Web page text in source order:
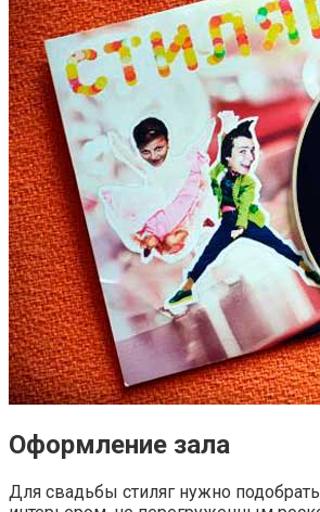
Оформление зала
Для свадьбы стиляг нужно